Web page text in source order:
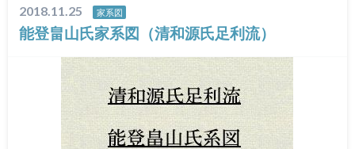
2018.11.25 家系図
能登畠山氏家系図（清和源氏足利流）